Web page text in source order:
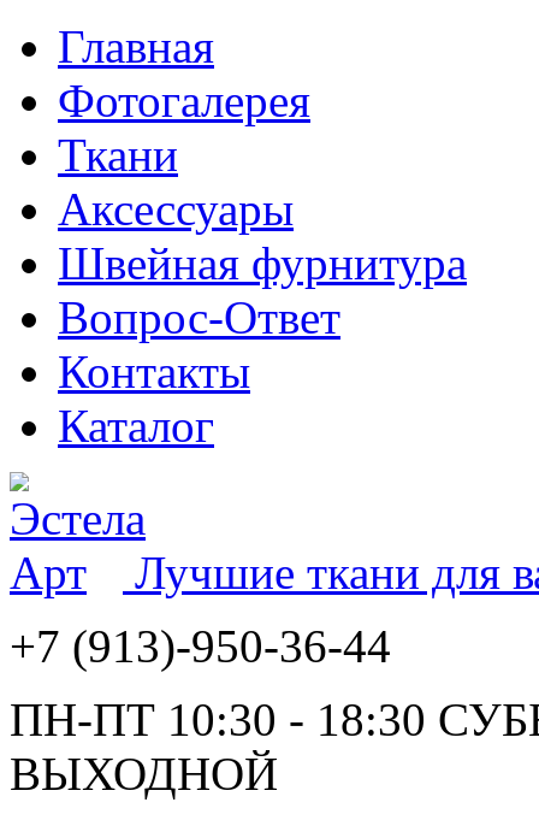
Главная
Фотогалерея
Ткани
Аксессуары
Швейная фурнитура
Вопрос-Ответ
Контакты
Каталог
Лучшие ткани для
+7 (913)-950-36-44
ПН-ПТ 10:30 - 18:30
ВЫХОДНОЙ